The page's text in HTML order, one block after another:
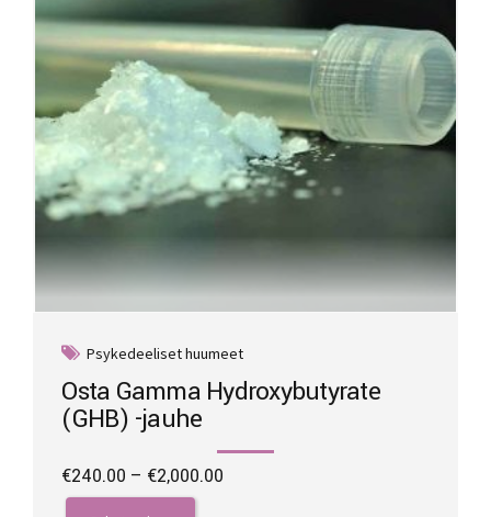
on
the
product
page
Psykedeeliset huumeet
Osta Gamma Hydroxybutyrate
(GHB) -jauhe
€240.00 – €2,000.00
This